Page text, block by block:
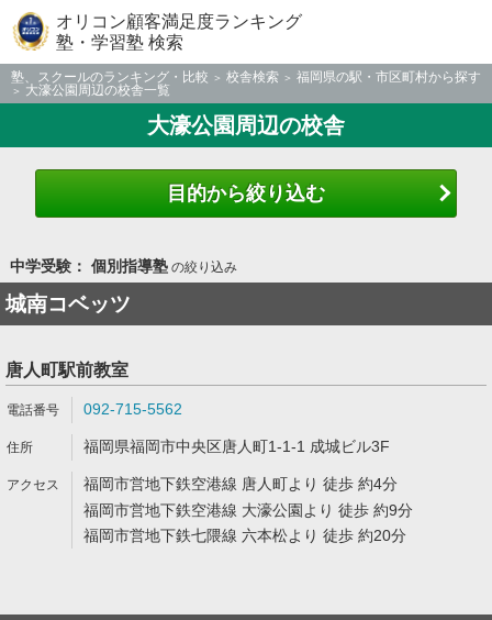
オリコン顧客満足度ランキング
塾・学習塾 検索
塾、スクールのランキング・比較 校舎検索
福岡県の駅・市区町村から探す
大濠公園周辺の校舎一覧
大濠公園周辺の校舎
目的から絞り込む
中学受験： 個別指導塾の絞り込み
城南コベッツ
唐人町駅前教室
092-715-5562
福岡県福岡市中央区唐人町1-1-1 成城ビル3F
福岡市営地下鉄空港線 唐人町より 徒歩 約4分
福岡市営地下鉄空港線 大濠公園より 徒歩 約9分
福岡市営地下鉄七隈線 六本松より 徒歩 約20分